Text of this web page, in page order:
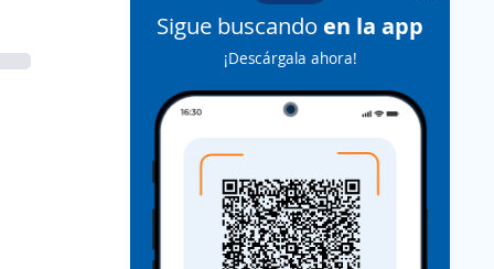
Sigue buscando en la app
¡Descárgala ahora!